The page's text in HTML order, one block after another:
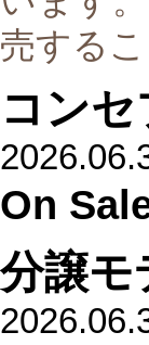
売する
コン
On
分譲モ